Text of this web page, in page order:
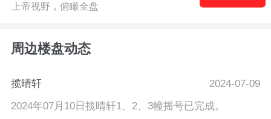
上帝视野，俯瞰全盘
周边楼盘动态
揽晴轩
2024-07-09
2024年07月10日揽晴轩1、2、3幢摇号已完成。